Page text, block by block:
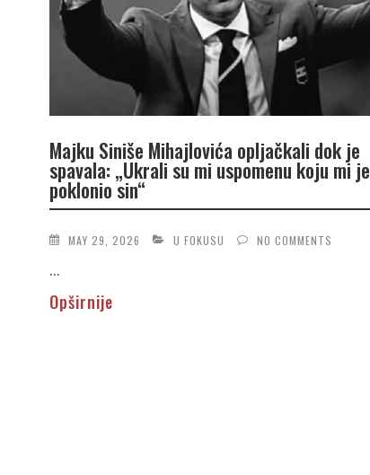
Majku Siniše Mihajlovića opljačkali dok je
spavala: „Ukrali su mi uspomenu koju mi je
poklonio sin“
MAY 29, 2026 U FOKUSU NO COMMENTS
...
Opširnije